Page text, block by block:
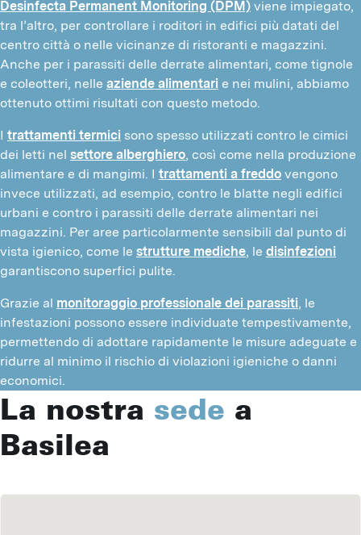
Desinfecta Permanent Monitoring (DPM) viene impiegato,
tra l’altro, per controllare i roditori in edifici più datati del
centro città o nelle vicinanze di ristoranti e magazzini.
Anche per i parassiti delle derrate alimentari, come tignole
e coleotteri, nelle aziende alimentari e nei mulini, abbiamo
ottenuto ottimi risultati con questo metodo.
I trattamenti termici sono spesso utilizzati contro le cimici
dei letti nel settore alberghiero, così come nella produzione
alimentare e di mangimi. I trattamenti a freddo vengono
invece utilizzati, ad esempio, contro le blatte negli edifici
urbani e contro i parassiti delle derrate alimentari nei
magazzini. Per aree particolarmente sensibili dal punto di
vista igienico, come le strutture mediche, le disinfezioni
garantiscono superfici pulite.
Grazie al monitoraggio professionale dei parassiti, le
infestazioni possono essere individuate tempestivamente,
permettendo di adottare rapidamente le misure adeguate e
ridurre al minimo il rischio di violazioni igieniche o danni
economici.
La nostra sede a
Basilea